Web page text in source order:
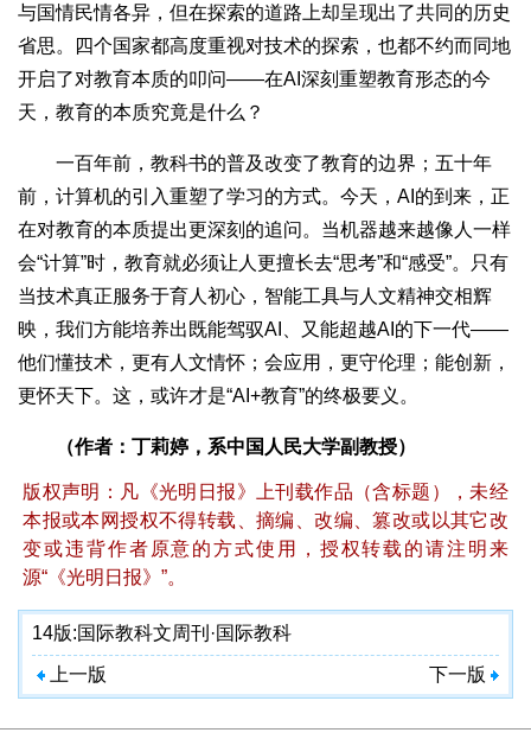
与国情民情各异，但在探索的道路上却呈现出了共同的历史
省思。四个国家都高度重视对技术的探索，也都不约而同地
开启了对教育本质的叩问——在AI深刻重塑教育形态的今
天，教育的本质究竟是什么？
一百年前，教科书的普及改变了教育的边界；五十年
前，计算机的引入重塑了学习的方式。今天，AI的到来，正
在对教育的本质提出更深刻的追问。当机器越来越像人一样
会“计算”时，教育就必须让人更擅长去“思考”和“感受”。只有
当技术真正服务于育人初心，智能工具与人文精神交相辉
映，我们方能培养出既能驾驭AI、又能超越AI的下一代——
他们懂技术，更有人文情怀；会应用，更守伦理；能创新，
更怀天下。这，或许才是“AI+教育”的终极要义。
（作者：丁莉婷，系中国人民大学副教授）
版权声明：凡《光明日报》上刊载作品（含标题），未经
本报或本网授权不得转载、摘编、改编、篡改或以其它改
变或违背作者原意的方式使用，授权转载的请注明来
源“《光明日报》”。
14版:国际教科文周刊·国际教科
上一版 下一版